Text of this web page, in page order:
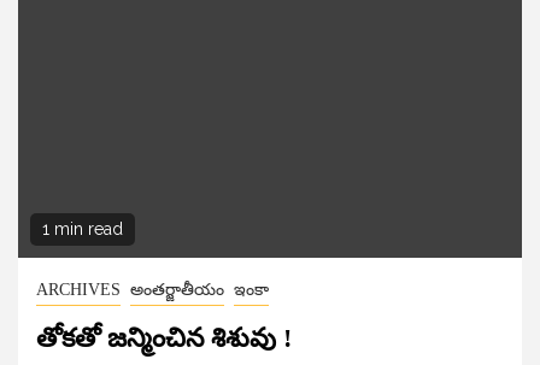
1 min read
ARCHIVES అంతర్జాతీయం ఇంకా
తోక‌తో జ‌న్మించిన శిశువు !